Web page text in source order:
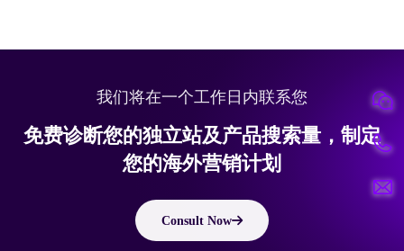
我们将在一个工作日内联系您
免费诊断您的独立站及产品搜索量，制定
您的海外营销计划
Consult Now